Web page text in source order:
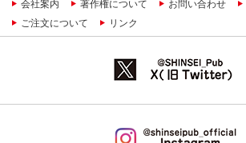
会社案内 著作権について お問い合わせ
ご注文について
リンク